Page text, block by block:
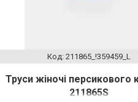
211865_!359459_L
Труси жіночі персикового
211865S